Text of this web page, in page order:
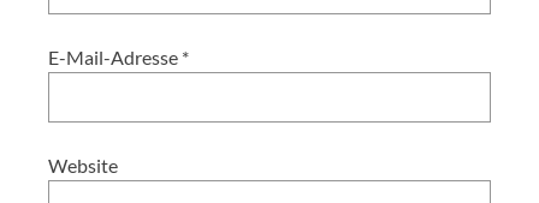
E-Mail-Adresse *
Website